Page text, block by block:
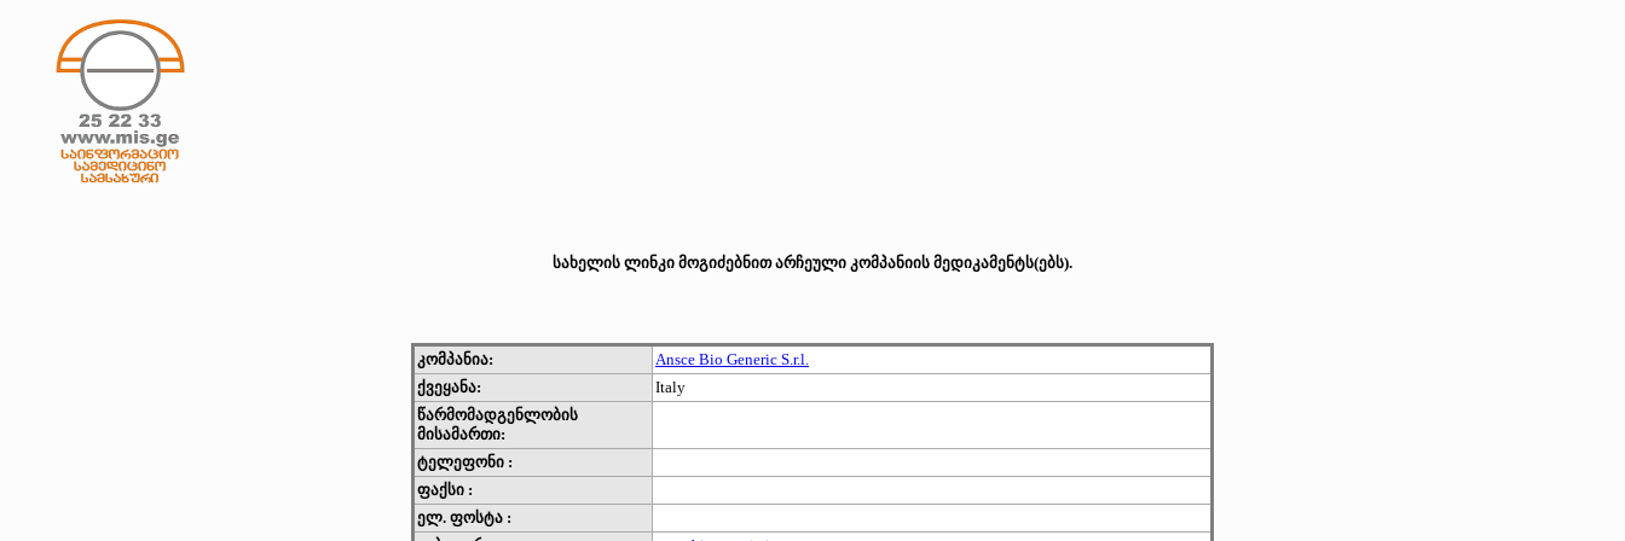
სახელის ლინკი მოგიძებნით არჩეული კომპანიის მედიკამენტს(ებს).
კომპანია:
Ansce Bio Generic S.r.l.
ქვეყანა:
Italy
წარმომადგენლობის
მისამართი:
ტელეფონი :
ფაქსი :
ელ. ფოსტა :